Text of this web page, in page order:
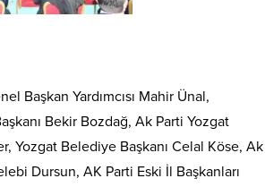
Başkan Yardımcısı Mahir Ünal,
Bekir Bozdağ, Ak Parti Yozgat
Yozgat Belediye Başkanı Celal Köse, Ak
Dursun, AK Parti Eski İl Başkanları